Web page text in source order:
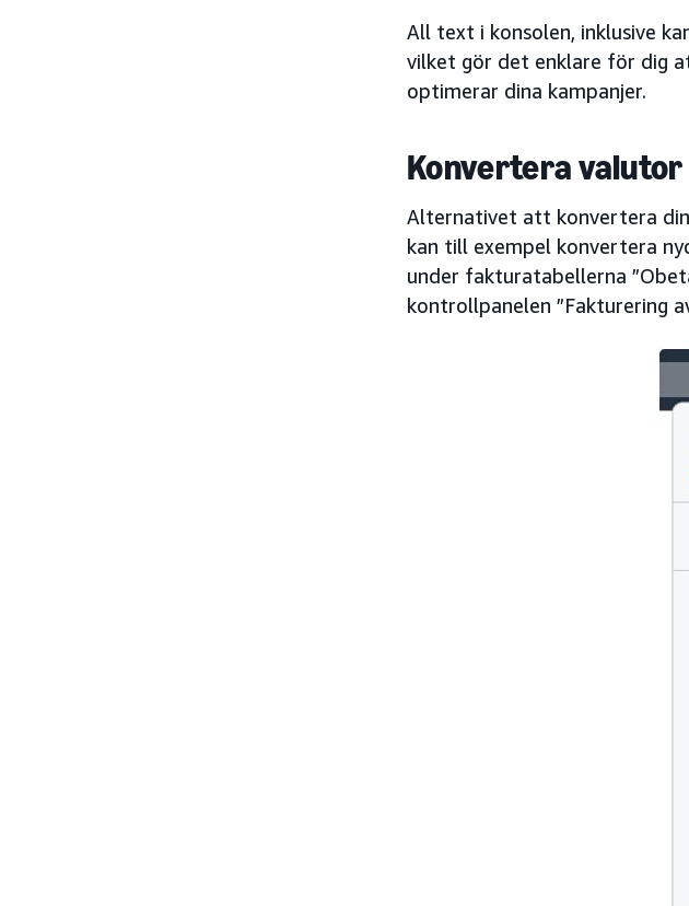
All text i konsolen, inklusive
vilket gör det enklare för dig
optimerar dina kampanjer.
Konvertera valutor
Alternativet att konvertera
kan till exempel konvertera
under fakturatabellerna
kontrollpanelen ”Fakturering